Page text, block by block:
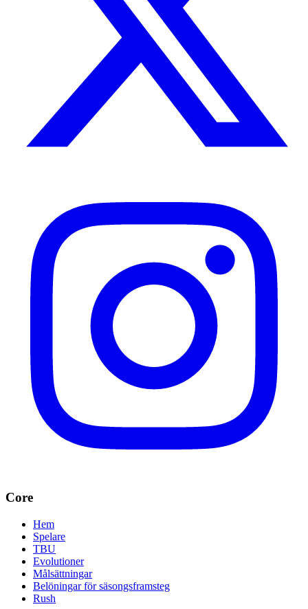
Core
Hem
Spelare
TBU
Evolutioner
Målsättningar
Belöningar för säsongsframsteg
Rush